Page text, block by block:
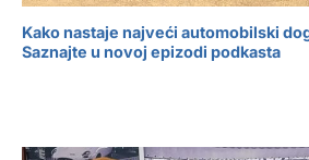
Kako nastaje najveći automobilski
Saznajte u novoj epizodi podkasta